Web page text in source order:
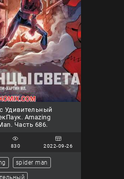
Удивительный
Amazing
Часть 686.
830 2022-09-26
spider man